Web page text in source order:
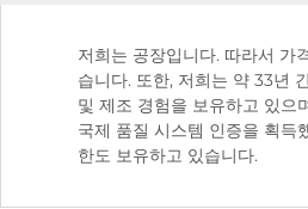
저희는 공장입니다. 따라서 가
습니다. 또한, 저희는 약 33년
및 제조 경험을 보유하고 있으
국제 품질 시스템 인증을 획득
한도 보유하고 있습니다.